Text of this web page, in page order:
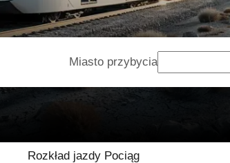
Miasto przybycia
Rozkład jazdy Pociąg